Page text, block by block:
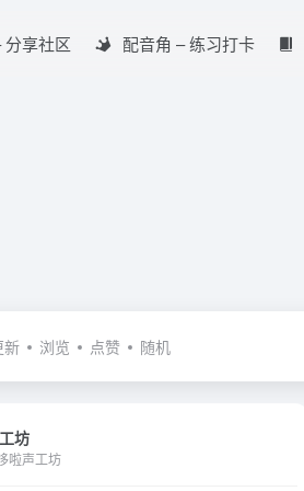
分享社区 配音角 – 练习打卡
新 浏览 点赞 随机
坊
啦声工坊